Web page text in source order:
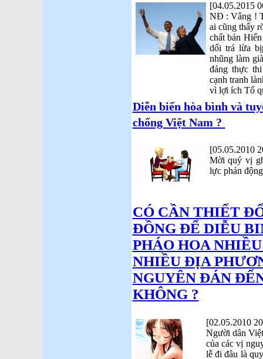
[04.05.2015
NĐ : Vâng !
ai cũng thấy
chất bản
dối trá lừa
nhũng làm
đảng thực
cạnh tranh
vì lợi ích Tổ
Diễn biến hòa bình và
chống Việt Nam ?
[05.05.2010
Mời quý vị
lực phản
CÓ CẦN THIẾT
ĐỒNG ĐỂ DIỄU
PHÁO HOA
NHIỀU ĐỊA
NGUYÊN ĐÁN
KHÔNG ?
[02.05.2010
Người dân
của các vị
lễ đi đâu là